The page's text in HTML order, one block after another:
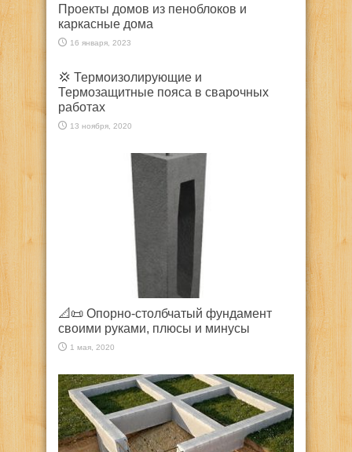
Проекты домов из пеноблоков и
каркасные дома
16 января, 2023
💢 Термоизолирующие и
Термозащитные пояса в сварочных
работах
13 ноября, 2020
📐📜 Опорно-столбчатый фундамент
своими руками, плюсы и минусы
1 мая, 2020